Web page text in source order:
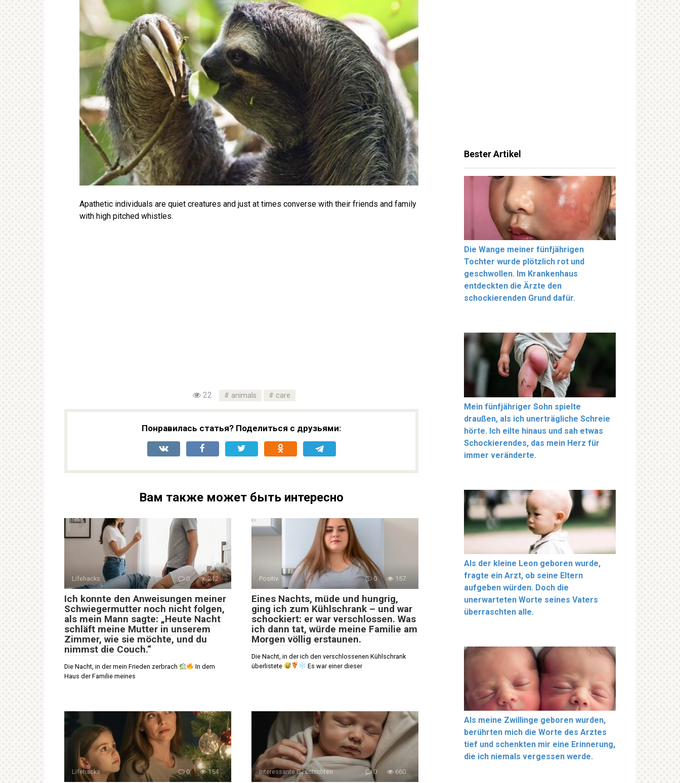
Apathetic individuals are quiet creatures and just at times converse with their friends and family
with high pitched whistles.
22 animals care
Понравилась статья? Поделиться с друзьями:
Вам также может быть интересно
Lifehacks 0 212
Ich konnte den Anweisungen meiner
Schwiegermutter noch nicht folgen,
als mein Mann sagte: „Heute Nacht
schläft meine Mutter in unserem
Zimmer, wie sie möchte, und du
nimmst die Couch.“
Die Nacht, in der mein Frieden zerbrach
In dem
Haus der Familie meines
Positiv 0 157
Eines Nachts, müde und hungrig,
ging ich zum Kühlschrank – und war
schockiert: er war verschlossen. Was
ich dann tat, würde meine Familie am
Morgen völlig erstaunen.
Die Nacht, in der ich den verschlossenen Kühlschrank
überlistete
Es war einer dieser
Lifehacks 0 154 Interessante Geschichten 0 660
Bester Artikel
Die Wange meiner fünfjährigen
Tochter wurde plötzlich rot und
geschwollen. Im Krankenhaus
entdeckten die Ärzte den
schockierenden Grund dafür.
Mein fünfjähriger Sohn spielte
draußen, als ich unerträgliche Schreie
hörte. Ich eilte hinaus und sah etwas
Schockierendes, das mein Herz für
immer veränderte.
Als der kleine Leon geboren wurde,
fragte ein Arzt, ob seine Eltern
aufgeben würden. Doch die
unerwarteten Worte seines Vaters
überraschten alle.
Als meine Zwillinge geboren wurden,
berührten mich die Worte des Arztes
tief und schenkten mir eine Erinnerung,
die ich niemals vergessen werde.